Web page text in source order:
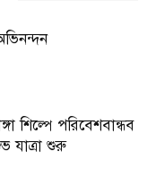
শিল্পে পরিবেশবান্ধব
যাত্রা শুরু